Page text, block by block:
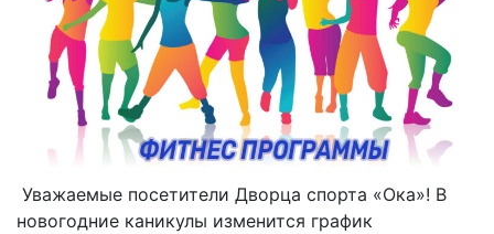
Уважаемые посетители Дворца спорта «Ока»! В
новогодние каникулы изменится график